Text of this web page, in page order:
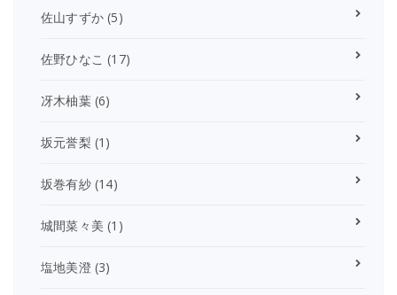
佐山すずか (5)
佐野ひなこ (17)
冴木柚葉(6)
坂元誉梨 (1)
坂巻有紗(14)
城間菜々美 (1)
塩地美澄(3)